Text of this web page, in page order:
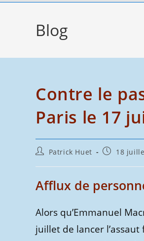
search
Blog
Contre le
Paris le 17
Auteur/autrice
la
publication :
Patrick Huet
Publication
18
Afflux de
Alors qu’Emmanuel
juillet de lancer